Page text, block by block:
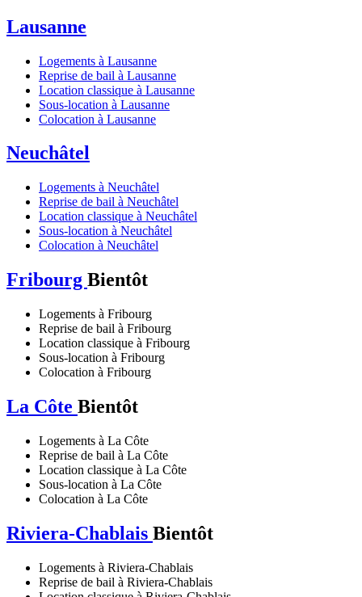
Lausanne
Logements à Lausanne
Reprise de bail à Lausanne
Location classique à Lausanne
Sous-location à Lausanne
Colocation à Lausanne
Neuchâtel
Logements à Neuchâtel
Reprise de bail à Neuchâtel
Location classique à Neuchâtel
Sous-location à Neuchâtel
Colocation à Neuchâtel
Fribourg Bientôt
Logements à Fribourg
Reprise de bail à Fribourg
Location classique à Fribourg
Sous-location à Fribourg
Colocation à Fribourg
La Côte Bientôt
Logements à La Côte
Reprise de bail à La Côte
Location classique à La Côte
Sous-location à La Côte
Colocation à La Côte
Riviera-Chablais Bientôt
Logements à Riviera-Chablais
Reprise de bail à Riviera-Chablais